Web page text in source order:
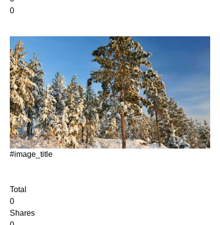
0
#image_title
Total
0
Shares